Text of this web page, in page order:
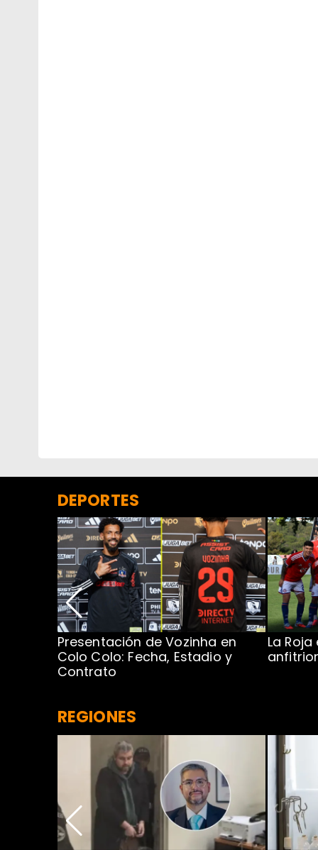
DEPORTES
Presentación de Vozinha en
Colo Colo: Fecha, Estadio y
Contrato
La
REGIONES